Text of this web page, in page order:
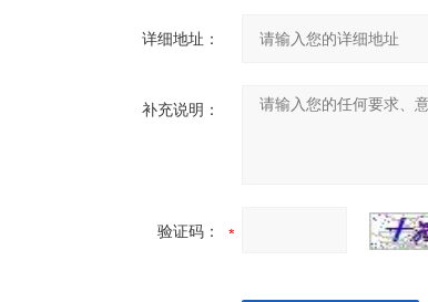
详细地址：
补充说明：
验证码：